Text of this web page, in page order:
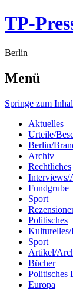
TP-
Berlin
Menü
Springe zum
Aktuelles
Urteile/
Berlin/
Archiv
Rechtliches
Interviews/
Fundgrube
Sport
Politisches
Sport
Artikel/
Bücher
Politisches
Europa